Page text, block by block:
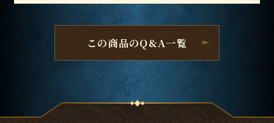
この商品のQ&A一覧